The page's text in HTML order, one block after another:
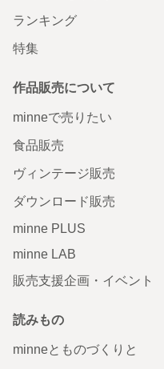
ランキング
特集
作品販売について
minneで売りたい
食品販売
ヴィンテージ販売
ダウンロード販売
minne PLUS
minne LAB
販売支援企画・イベント
読みもの
minneとものづくりと